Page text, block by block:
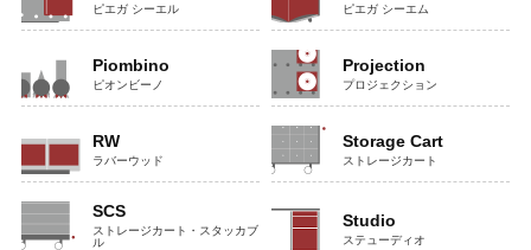
ピエガ シーエル ピエガ シーエム
Piombino
ピオンビーノ
Projection
プロジェクション
RW
ラバーウッド
Storage Cart
ストレージカート
SCS
ストレージカート・スタッカブ
ル
Studio
ステューディオ